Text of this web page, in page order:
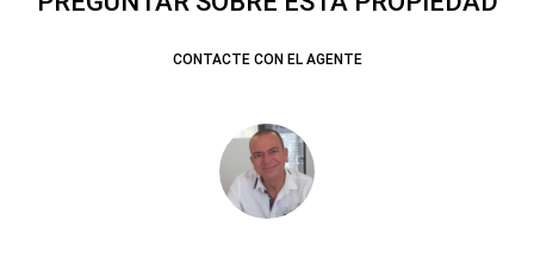
CONTACTE CON EL AGENTE